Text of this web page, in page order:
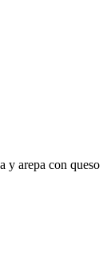
y arepa con queso